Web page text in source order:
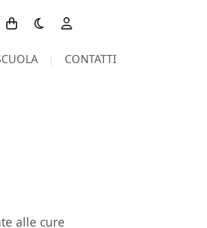
Toggle theme
CONTATTI
alle cure